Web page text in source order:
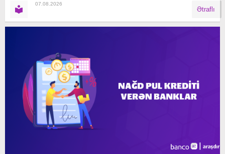
07.08.2026
Ətraflı